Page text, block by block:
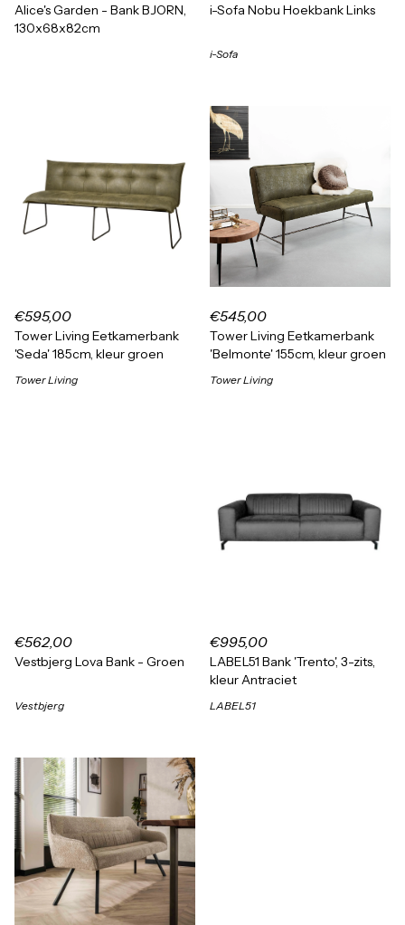
Alice's Garden - Bank BJORN,
130x68x82cm
i-Sofa Nobu Hoekbank Links
i-Sofa
€595,00
Tower Living Eetkamerbank
'Seda' 185cm, kleur groen
Tower Living
€545,00
Tower Living Eetkamerbank
'Belmonte' 155cm, kleur groen
Tower Living
€562,00
Vestbjerg Lova Bank - Groen
Vestbjerg
€995,00
LABEL51 Bank 'Trento', 3-zits,
kleur Antraciet
LABEL51